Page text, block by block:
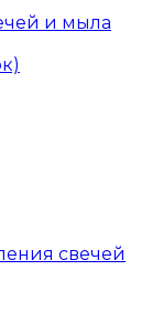
и мыла
свечей